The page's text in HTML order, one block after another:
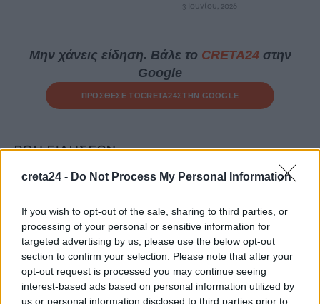
creta24 - Do Not Process My Personal Information
If you wish to opt-out of the sale, sharing to third parties, or
processing of your personal or sensitive information for
targeted advertising by us, please use the below opt-out
section to confirm your selection. Please note that after your
opt-out request is processed you may continue seeing
interest-based ads based on personal information utilized by
us or personal information disclosed to third parties prior to
3 Ιουνίου, 2026
Μην χάνεις είδηση. Βάλε το CRETA24στην
Google
ΠΡΟΣΘΕΣΕ ΤΟCRETA24ΣΤΗΝ GOOGLE
ΡΟΗ ΕΙΔΗΣΕΩΝ
Μυστράς: 11 μήνες με αναστολή στον 55χρονο που έκρυβε τη
7 Αυγούστου, 2026
Στο Α΄ Νεκροταφείο το μνημόσυνο για τον έναν χρόνο από τον
θάνατο της Λένας Σαμαρά
7 Αυγούστου, 2026